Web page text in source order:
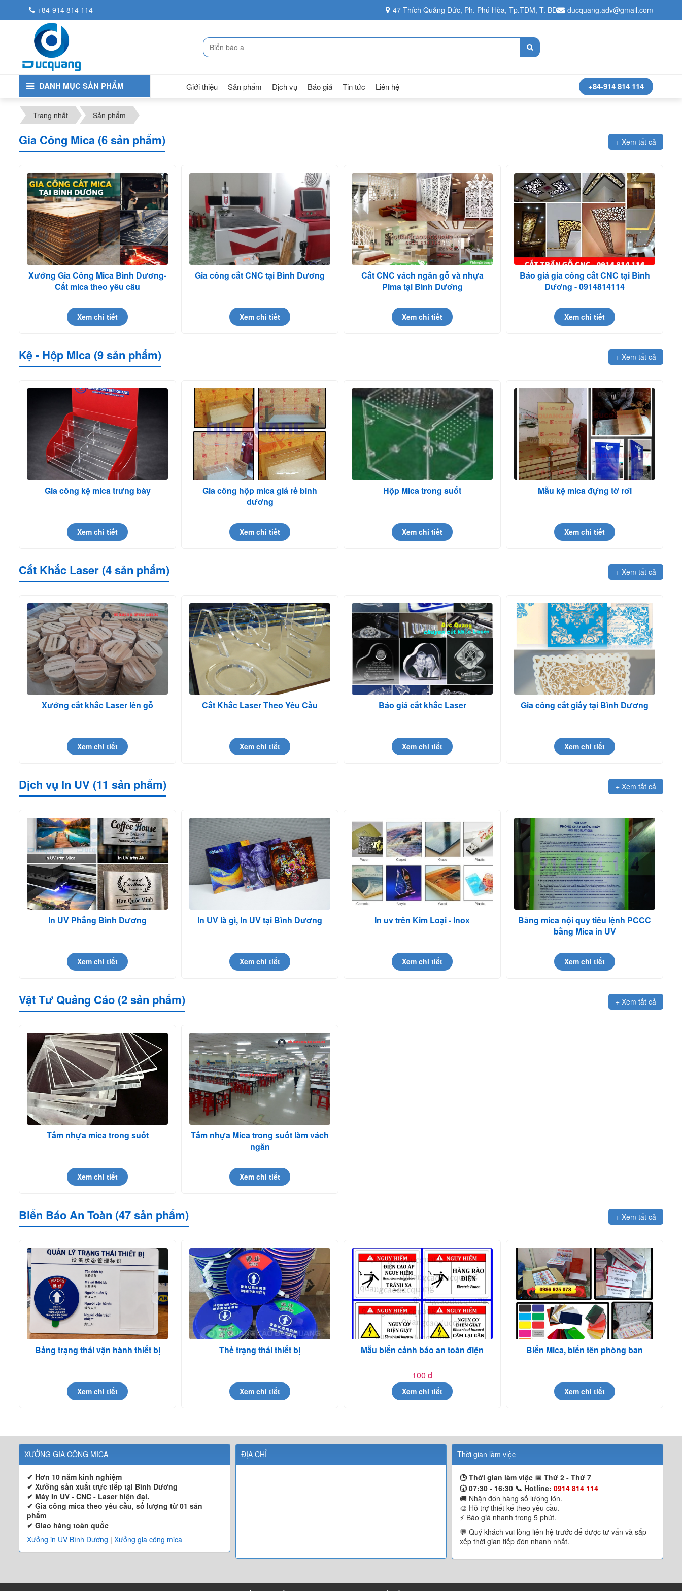
+84-914 814 114 47 Thích Quảng Đức, Ph. Phú Hòa, Tp.TDM, T. BD ducquang.adv@gmail.com
DANH MỤC SẢN PHẨM Giới thiệu Sản phẩm Dịch vụ Báo giá Tin tức Liên hệ +84-914 814 114
Trang nhất Sản phẩm
Gia Công Mica (6 sản phẩm) + Xem tất cả
Xưởng Gia Công Mica Bình Dương-
Cắt mica theo yêu cầu
Xem chi tiết
Gia công cắt CNC tại Bình Dương
Xem chi tiết
Cắt CNC vách ngăn gỗ và nhựa
Pima tại Bình Dương
Xem chi tiết
Báo giá gia công cắt CNC tại Bình
Dương - 0914814114
Xem chi tiết
Kệ - Hộp Mica (9 sản phẩm) + Xem tất cả
Gia công kệ mica trưng bày
Xem chi tiết
Gia công hộp mica giá rẻ binh
dương
Xem chi tiết
Hộp Mica trong suốt
Xem chi tiết
Mẫu kệ mica đựng tờ rơi
Xem chi tiết
Cắt Khắc Laser (4 sản phẩm) + Xem tất cả
Xưởng cắt khắc Laser lên gỗ
Xem chi tiết
Cắt Khắc Laser Theo Yêu Cầu
Xem chi tiết
Báo giá cắt khắc Laser
Xem chi tiết
Gia công cắt giấy tại Bình Dương
Xem chi tiết
Dịch vụ In UV (11 sản phẩm) + Xem tất cả
In UV Phẳng Bình Dương
Xem chi tiết
In UV là gì, In UV tại Bình Dương
Xem chi tiết
In uv trên Kim Loại - Inox
Xem chi tiết
Bảng mica nội quy tiêu lệnh PCCC
bằng Mica in UV
Xem chi tiết
Vật Tư Quảng Cáo (2 sản phẩm) + Xem tất cả
Tấm nhựa mica trong suốt
Xem chi tiết
Tấm nhựa Mica trong suốt làm vách
ngăn
Xem chi tiết
Biển Báo An Toàn (47 sản phẩm) + Xem tất cả
Bảng trạng thái vận hành thiết bị
Xem chi tiết
Thẻ trạng thái thiết bị
Xem chi tiết
Mẫu biển cảnh báo an toàn điện
100 đ
Xem chi tiết
Biển Mica, biển tên phòng ban
Xem chi tiết
XƯỞNG GIA CÔNG MICA
✔ Hơn 10 năm kinh nghiệm
✔ Xưởng sản xuất trực tiếp tại Bình Dương
✔ Máy In UV - CNC - Laser hiện đại.
✔ Gia công mica theo yêu cầu, số lượng từ 01 sản
phẩm
✔ Giao hàng toàn quốc
Xưởng in UV Bình Dương | Xưởng gia công mica
ĐỊA CHỈ Thời gian làm việc
🕒 Thời gian làm việc 📅Thứ 2 - Thứ 7
🕢 07:30 - 16:30 📞 Hotline:0914 814 114
🚚 Nhận đơn hàng số lượng lớn.
🎨 Hỗ trợ thiết kế theo yêu cầu.
⚡ Báo giá nhanh trong 5 phút.
💬 Quý khách vui lòng liên hệ trước để được tư vấn và sắp
xếp thời gian tiếp đón nhanh nhất.